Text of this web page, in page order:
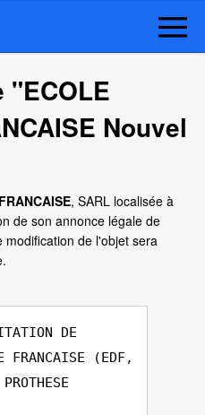
"ECOLE
Nouvel
, SARL localisée à
de son annonce légale de
de l'objet sera
DE
FRANCAISE (EDF,